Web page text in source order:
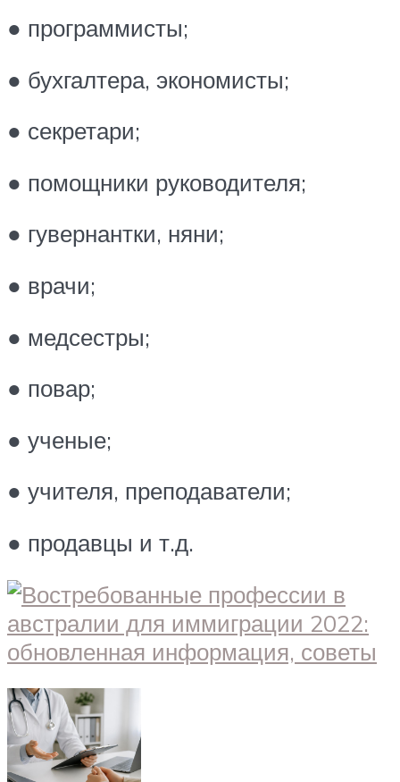
● программисты;
● бухгалтера, экономисты;
● секретари;
● помощники руководителя;
● гувернантки, няни;
● врачи;
● медсестры;
● повар;
● ученые;
● учителя, преподаватели;
● продавцы и т.д.